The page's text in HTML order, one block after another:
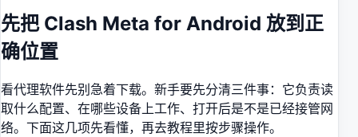
先把 Clash Meta for Android 放到正
确位置
看代理软件先别急着下载。新手要先分清三件事：它负责读
取什么配置、在哪些设备上工作、打开后是不是已经接管网
络。下面这几项先看懂，再去教程里按步骤操作。